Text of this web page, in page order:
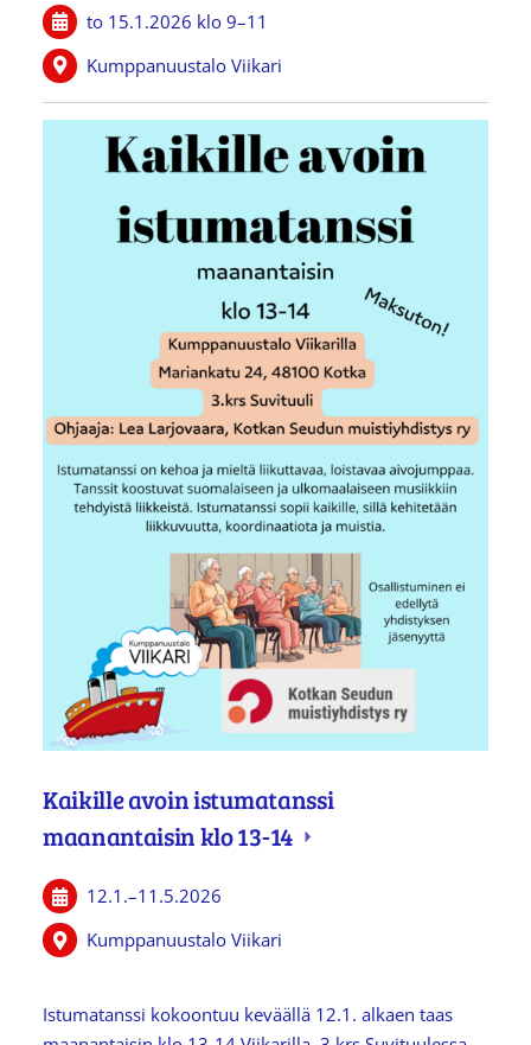
to 15.1.2026 klo 9–11
Kumppanuustalo Viikari
Kaikille avoin istumatanssi
maanantaisin klo 13-14
12.1.–11.5.2026
Kumppanuustalo Viikari
Istumatanssi kokoontuu keväällä 12.1. alkaen taas